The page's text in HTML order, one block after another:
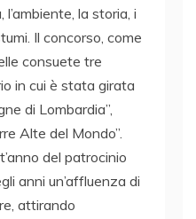
l’ambiente, la storia, i
Il concorso, come
consuete tre
in cui è stata girata
di Lombardia”,
Alte del Mondo”.
del patrocinio
anni un’affluenza di
attirando